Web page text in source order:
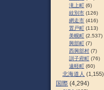
滝上町 (6)
紋別市 (126)
網走市 (416)
置戸町 (113)
美幌町 (2,537)
興部町 (7)
西興部村 (7)
訓子府町 (76)
遠軽町 (60)
北海道人 (1,155)
国際 (4,294)